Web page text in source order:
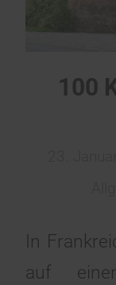
100
In
auf